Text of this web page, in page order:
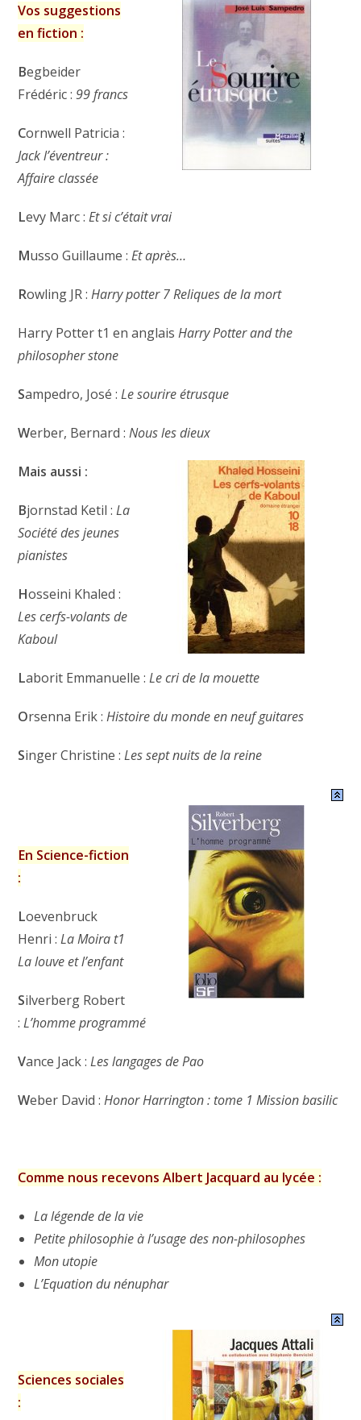
Vos suggestions
en fiction :
Begbeider
Frédéric :99 francs
Cornwell Patricia :
Jack l’éventreur :
Affaire classée
Levy Marc :Et si c’était vrai
Musso Guillaume :Et après…
Rowling JR :Harry potter 7 Reliques de la mort
Harry Potter t1 en anglaisHarry Potter and the
philosopher stone
Sampedro, José :Le sourire étrusque
Werber, Bernard :Nous les dieux
Mais aussi :
Bjornstad Ketil :La
Société des jeunes
pianistes
Hosseini Khaled :
Les cerfs-volants de
Kaboul
Laborit Emmanuelle :Le cri de la mouette
Orsenna Erik :Histoire du monde en neuf guitares
Singer Christine :Les sept nuits de la reine
En Science-fiction
:
Loevenbruck
Henri :La Moira t1
La louve et l’enfant
Silverberg Robert
:L’homme programmé
Vance Jack :Les langages de Pao
Weber David :Honor Harrington : tome 1 Mission basilic
Comme nous recevons Albert Jacquard au lycée :
La légende de la vie
Petite philosophie à l’usage des non-philosophes
Mon utopie
L’Equation du nénuphar
Sciences sociales
: